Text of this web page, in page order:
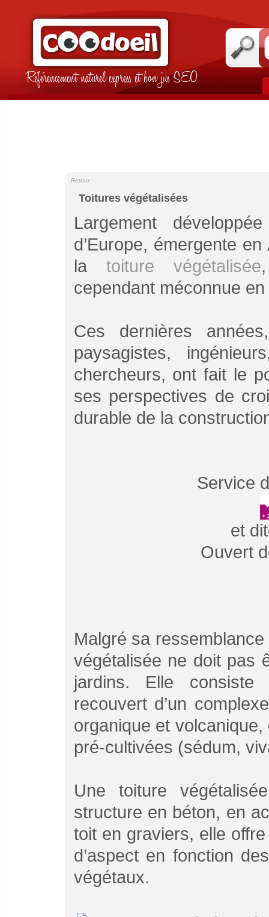
Référencement naturel express et bon jus SEO
Toitures végétalisées
Retour
Largement
d’Europe, émergente
la toiture végétalisée
cependant méconnue
Ces dernières
paysagistes,
chercheurs, ont fait le
ses perspectives de
durable de la
Service
et
Ouvert
Malgré sa
végétalisée ne doit pas
jardins. Elle consiste
recouvert d’un
organique et
pré-cultivées (sédum,
Une toiture
structure en béton, en
toit en graviers, elle
d’aspect en fonction
végétaux.